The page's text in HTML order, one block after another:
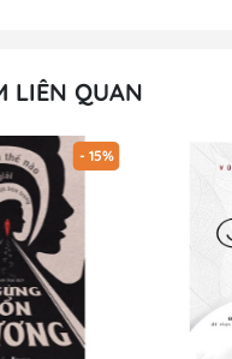
LIÊN QUAN
- 15%